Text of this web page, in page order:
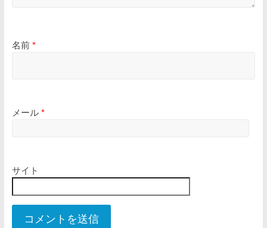
名前 *
メール *
サイト